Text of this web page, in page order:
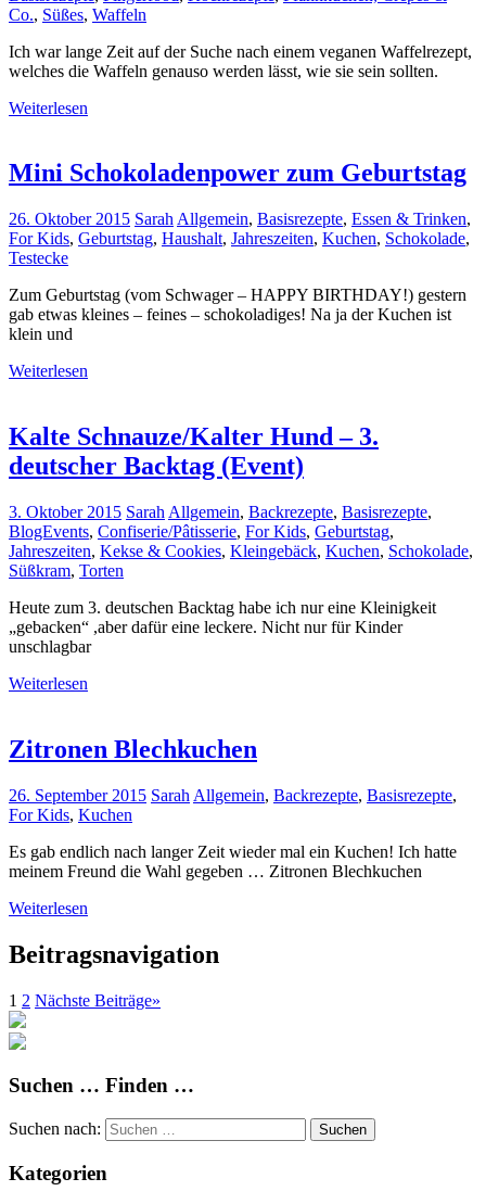
Co., Süßes, Waffeln
Ich war lange Zeit auf der Suche nach einem veganen Waffelrezept,
welches die Waffeln genauso werden lässt, wie sie sein sollten.
Weiterlesen
Mini Schokoladenpower zum Geburtstag
26. Oktober 2015 Sarah Allgemein, Basisrezepte, Essen & Trinken,
For Kids, Geburtstag, Haushalt, Jahreszeiten, Kuchen, Schokolade,
Testecke
Zum Geburtstag (vom Schwager – HAPPY BIRTHDAY!) gestern
gab etwas kleines – feines – schokoladiges! Na ja der Kuchen ist
klein und
Weiterlesen
Kalte Schnauze/Kalter Hund – 3.
deutscher Backtag (Event)
3. Oktober 2015 Sarah Allgemein, Backrezepte, Basisrezepte,
BlogEvents, Confiserie/Pâtisserie, For Kids, Geburtstag,
Jahreszeiten, Kekse & Cookies, Kleingebäck, Kuchen, Schokolade,
Süßkram, Torten
Heute zum 3. deutschen Backtag habe ich nur eine Kleinigkeit
„gebacken“ ,aber dafür eine leckere. Nicht nur für Kinder
unschlagbar
Weiterlesen
Zitronen Blechkuchen
26. September 2015 Sarah Allgemein, Backrezepte, Basisrezepte,
For Kids, Kuchen
Es gab endlich nach langer Zeit wieder mal ein Kuchen! Ich hatte
meinem Freund die Wahl gegeben … Zitronen Blechkuchen
Weiterlesen
Beitragsnavigation
1 2 Nächste Beiträge»
Suchen … Finden …
Suchen nach: Suchen
Kategorien